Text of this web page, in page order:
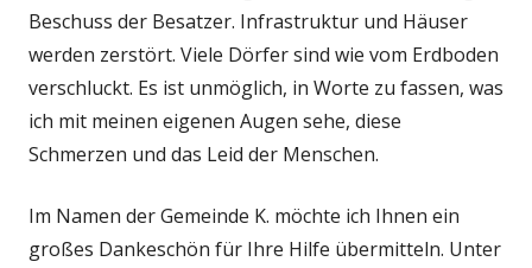
Beschuss der Besatzer. Infrastruktur und Häuser
werden zerstört. Viele Dörfer sind wie vom Erdboden
verschluckt. Es ist unmöglich, in Worte zu fassen, was
ich mit meinen eigenen Augen sehe, diese
Schmerzen und das Leid der Menschen.
Im Namen der Gemeinde K. möchte ich Ihnen ein
großes Dankeschön für Ihre Hilfe übermitteln. Unter